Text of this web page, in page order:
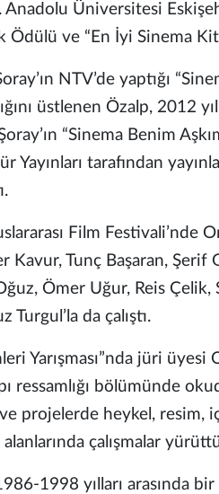
Anadolu Üniversitesi
ve “En İyi Sinema
NTV’de yaptığı
üstlenen Özalp, 2012
“Sinema Benim
Yayınları tarafından
Film Festivali’nde
Kavur, Tunç Başaran,
Ömer Uğur, Reis
da çalıştı.
Yarışması”nda jüri üyesi
ressamlığı bölümünde
projelerde heykel, resim,
çalışmalar
1998 yılları arasında